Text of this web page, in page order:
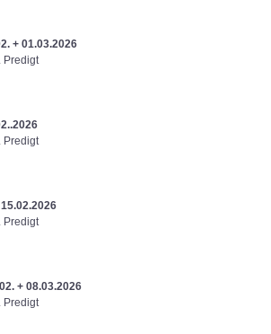
+ 01.03.2026
Predigt
Predigt
Predigt
+ 08.03.2026
Predigt